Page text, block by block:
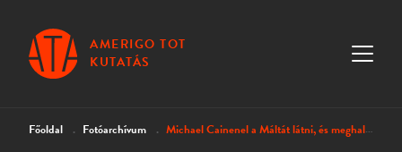
AMERIGO TOT
KUTATÁS
Főoldal Fotóarchívum Michael Cainenel a Máltát látni, és meghalni című film forgatásán II.